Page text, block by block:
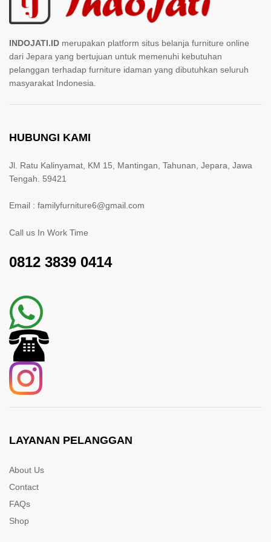
INDOJATI.ID merupakan platform situs belanja furniture online
dari Jepara yang bertujuan untuk memenuhi kebutuhan
pelanggan terhadap furniture idaman yang dibutuhkan seluruh
masyarakat Indonesia.
HUBUNGI KAMI
Jl. Ratu Kalinyamat, KM 15, Mantingan, Tahunan, Jepara, Jawa
Tengah. 59421
Email : familyfurniture6@gmail.com
Call us In Work Time
0812 3839 0414
LAYANAN PELANGGAN
About Us
Contact
FAQs
Shop